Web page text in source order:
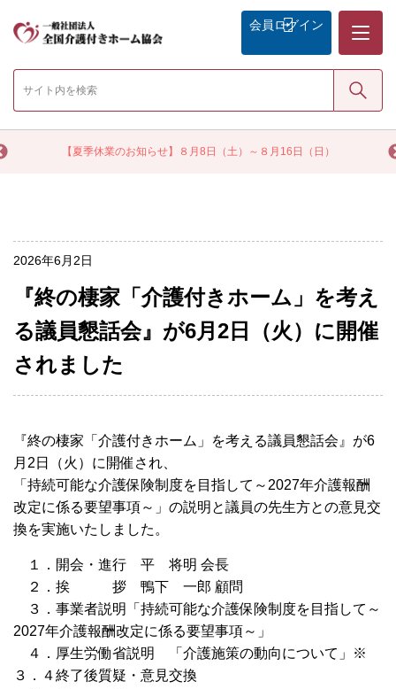
【夏季休業のお知らせ】８月8日（土）～８月16日（日）
会員 ログイン
検索
2026年6月2日
『終の棲家「介護付きホーム」を考え
る議員懇話会』が6月2日（火）に開催
されました
『終の棲家「介護付きホーム」を考える議員懇話会』が6
月2日（火）に開催され、
「持続可能な介護保険制度を目指して～2027年介護報酬
改定に係る要望事項～」の説明と議員の先生方との意見交
換を実施いたしました。
１．開会・進行 平 将明 会長
２．挨 拶 鴨下 一郎 顧問
３．事業者説明「持続可能な介護保険制度を目指して～
2027年介護報酬改定に係る要望事項～」
４．厚生労働省説明 「介護施策の動向について」※
３．４終了後質疑・意見交換